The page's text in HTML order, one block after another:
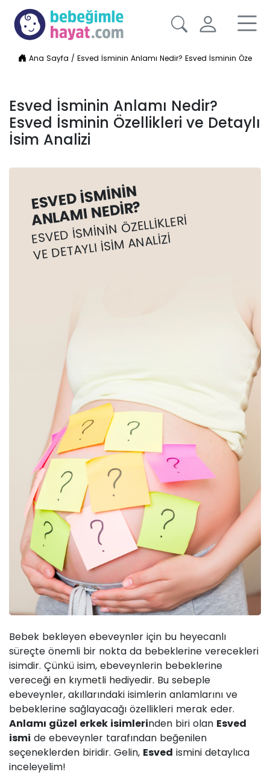
Ana Sayfa /Esved İsminin Anlamı Nedir? Esved İsminin
Esved İsminin Anlamı Nedir?
Esved İsminin Özellikleri ve Detaylı
İsim Analizi
ESVED İSMININ
ANLAMI NEDIR?
ESVED İSMININ ÖZELLIKLERI
VE DETAYLI İSIM ANALIZI
Bebek bekleyen ebeveynler için bu heyecanlı
süreçte önemli bir nokta da bebeklerine verecekleri
isimdir. Çünkü isim, ebeveynlerin bebeklerine
vereceği en kıymetli hediyedir. Bu sebeple
ebeveynler, akıllarındaki isimlerin anlamlarını ve
bebeklerine sağlayacağı özellikleri merak eder.
Anlamı güzel erkek isimlerinden biri olan Esved
ismi de ebeveynler tarafından beğenilen
seçeneklerden biridir. Gelin, Esved ismini detaylıca
inceleyelim!